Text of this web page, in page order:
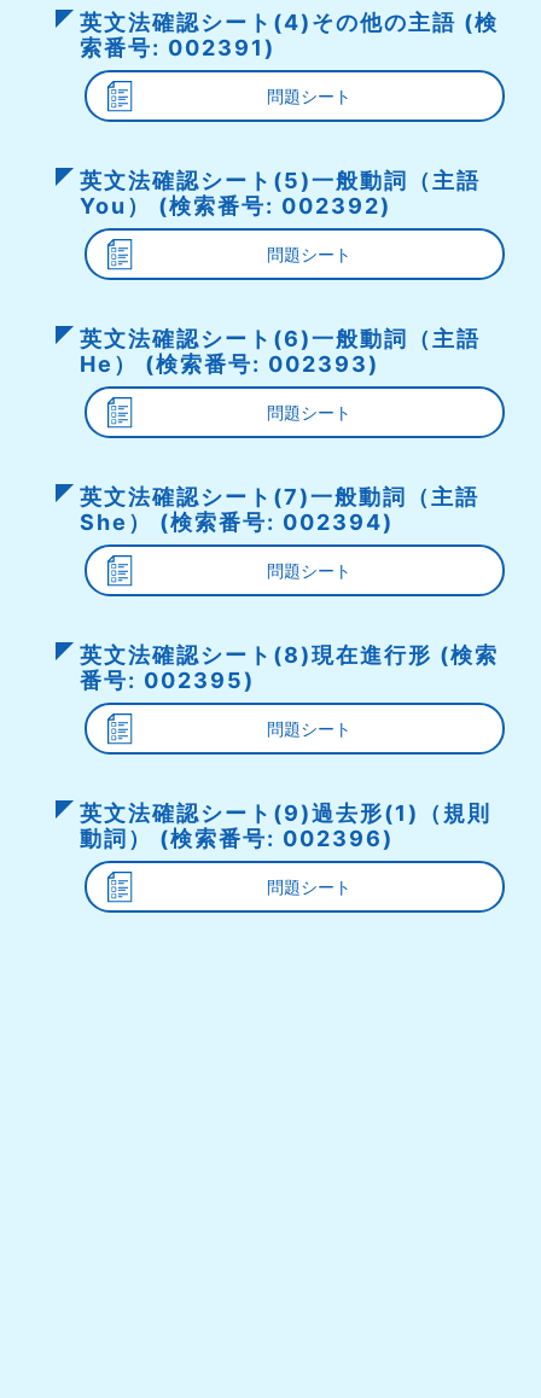
英文法確認シート(4)その他の主語 (検
索番号: 002391)
問題シート
英文法確認シート(5)一般動詞（主語
You） (検索番号: 002392)
問題シート
英文法確認シート(6)一般動詞（主語
He） (検索番号: 002393)
問題シート
英文法確認シート(7)一般動詞（主語
She） (検索番号: 002394)
問題シート
英文法確認シート(8)現在進行形 (検索
番号: 002395)
問題シート
英文法確認シート(9)過去形(1)（規則
動詞） (検索番号: 002396)
問題シート